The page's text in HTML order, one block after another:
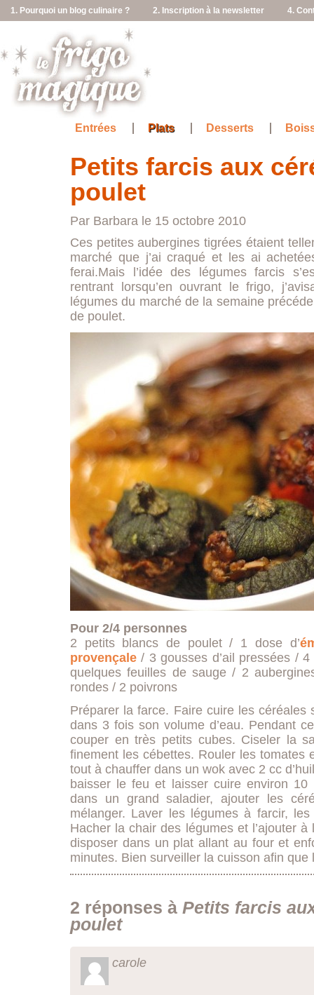
1. Pourquoi un blog culinaire ? 2. Inscription à la newsletter 4.
Entrées Plats Desserts
Petits farcis aux
poulet
Par Barbara le 15 octobre 2010
Ces petites aubergines tigrées étaient
marché que j’ai craqué et les ai
ferai.Mais l’idée des légumes farcis
rentrant lorsqu’en ouvrant le frigo,
légumes du marché de la semaine
de poulet.
Pour 2/4 personnes
2 petits blancs de poulet / 1 dose d’
provençale / 3 gousses d’ail pressées /
quelques feuilles de sauge / 2
rondes / 2 poivrons
Préparer la farce. Faire cuire les céréales
dans 3 fois son volume d’eau. Pendant
couper en très petits cubes. Ciseler la
finement les cébettes. Rouler les tomates
tout à chauffer dans un wok avec 2 cc
baisser le feu et laisser cuire environ
dans un grand saladier, ajouter les
mélanger. Laver les légumes à farcir,
Hacher la chair des légumes et l’ajouter
disposer dans un plat allant au four et
minutes. Bien surveiller la cuisson afin
2 réponses à Petits farcis
poulet
carole